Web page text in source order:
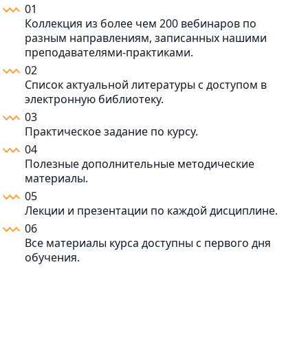
01
Коллекция из более чем 200 вебинаров по
разным направлениям, записанных нашими
преподавателями-практиками.
02
Список актуальной литературы с доступом в
электронную библиотеку.
03
Практическое задание по курсу.
04
Полезные дополнительные методические
материалы.
05
Лекции и презентации по каждой дисциплине.
06
Все материалы курса доступны с первого дня
обучения.